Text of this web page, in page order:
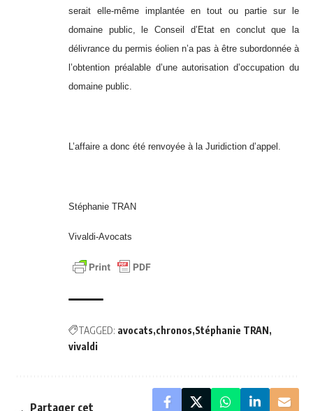
serait elle-même implantée en tout ou partie sur le
domaine public, le Conseil d’Etat en conclut que la
délivrance du permis éolien n’a pas à être subordonnée à
l’obtention préalable d’une autorisation d’occupation du
domaine public.
L’affaire a donc été renvoyée à la Juridiction d’appel.
Stéphanie TRAN
Vivaldi-Avocats
TAGGED: avocats chronos Stéphanie TRAN
vivaldi
Partager cet